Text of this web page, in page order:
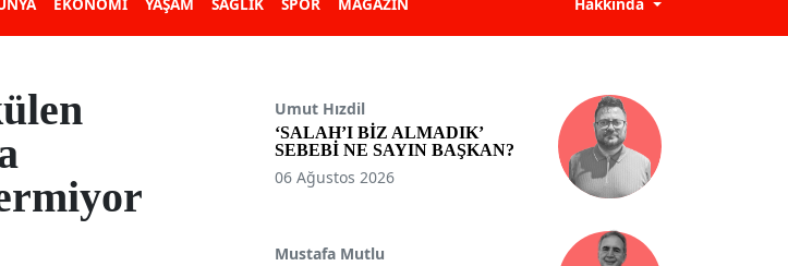
EKONOMİ YAŞAM SAĞLIK SPOR MAGAZİN Hakkında
Umut Hızdil
‘SALAH’I BİZ ALMADIK’
SEBEBİ NE SAYIN BAŞKAN?
06 Ağustos 2026
Mustafa Mutlu